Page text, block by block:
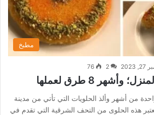
مطبخ
2
76
8 طرق لعملها
من أشهر وألذ الحلويات التي تأتي من مدينة
هذه الحلوى من التحف الشرقية التي تقدم في